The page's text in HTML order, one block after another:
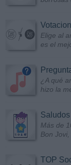
Elige al
es el
¿A qué
hizo la
Más de
Bon
TOP